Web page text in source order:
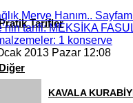
Tarifler
Diğer
Merve Hanım..
tarifi: MEKSİKA
1 konserve
2013 Pazar 12:08
KAVALA